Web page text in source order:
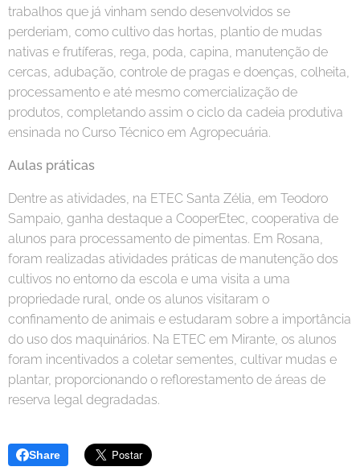
trabalhos que já vinham sendo desenvolvidos se
perderiam, como cultivo das hortas, plantio de mudas
nativas e frutíferas, rega, poda, capina, manutenção de
cercas, adubação, controle de pragas e doenças, colheita,
processamento e até mesmo comercialização de
produtos, completando assim o ciclo da cadeia produtiva
ensinada no Curso Técnico em Agropecuária.
Aulas práticas
Dentre as atividades, na ETEC Santa Zélia, em Teodoro
Sampaio, ganha destaque a CooperEtec, cooperativa de
alunos para processamento de pimentas. Em Rosana,
foram realizadas atividades práticas de manutenção dos
cultivos no entorno da escola e uma visita a uma
propriedade rural, onde os alunos visitaram o
confinamento de animais e estudaram sobre a importância
do uso dos maquinários. Na ETEC em Mirante, os alunos
foram incentivados a coletar sementes, cultivar mudas e
plantar, proporcionando o reflorestamento de áreas de
reserva legal degradadas.
Share